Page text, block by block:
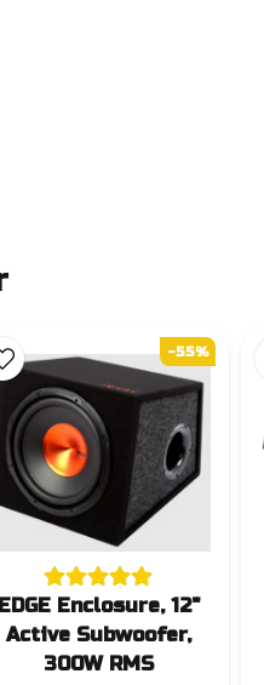
EDGE Enclosure, 12"
Active Subwoofer,
300W RMS
-55%